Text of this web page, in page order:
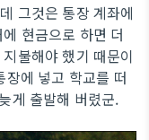
그것은 통장 계좌에
현금으로 하면 더
불해야 했기 때문이
에 넣고 학교를 떠
게 출발해 버렸군.